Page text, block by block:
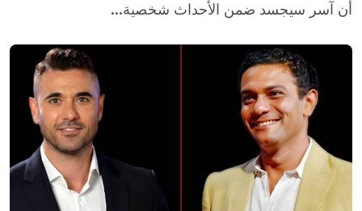
أن آسر سيجسد ضمن الأحداث شخصية...